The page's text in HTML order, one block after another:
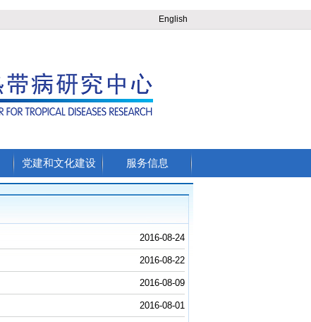
English
党建和文化建设 服务信息
2016-08-24
2016-08-22
2016-08-09
2016-08-01